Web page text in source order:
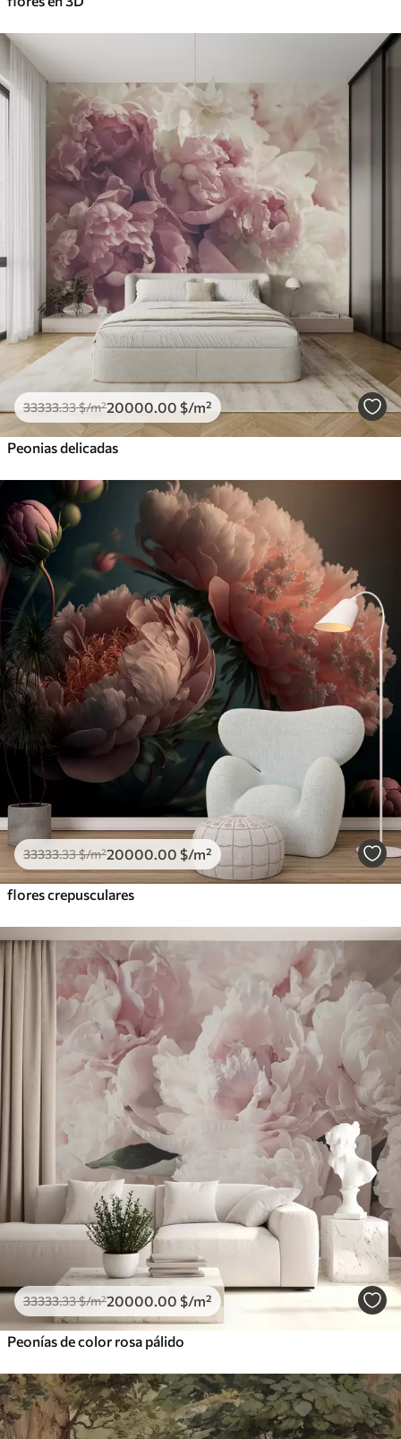
33333.33$/m²20000 .00 $/m²
Peonias delicadas
33333.33$/m²20000 .00 $/m²
flores crepusculares
33333.33$/m²20000 .00 $/m²
Peonías de color rosa pálido